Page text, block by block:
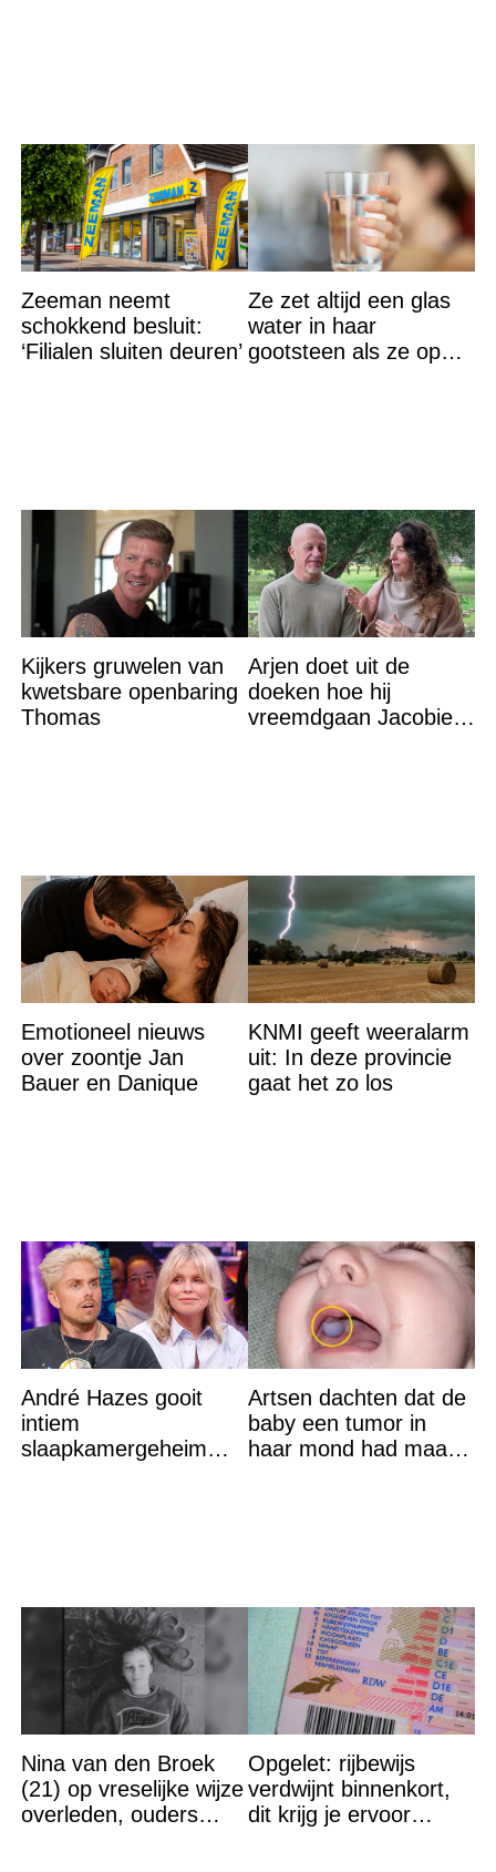
Zeeman neemt
schokkend besluit:
‘Filialen sluiten deuren’
Ze zet altijd een glas
water in haar
gootsteen als ze op
Kijkers gruwelen van
kwetsbare openbaring
Thomas
Arjen doet uit de
doeken hoe hij
vreemdgaan Jacobien
Emotioneel nieuws
over zoontje Jan
Bauer en Danique
KNMI geeft weeralarm
uit: In deze provincie
gaat het zo los
André Hazes gooit
intiem
slaapkamergeheim
Artsen dachten dat de
baby een tumor in
haar mond had maar
Nina van den Broek
(21) op vreselijke wijze
overleden, ouders
Opgelet: rijbewijs
verdwijnt binnenkort,
dit krijg je ervoor